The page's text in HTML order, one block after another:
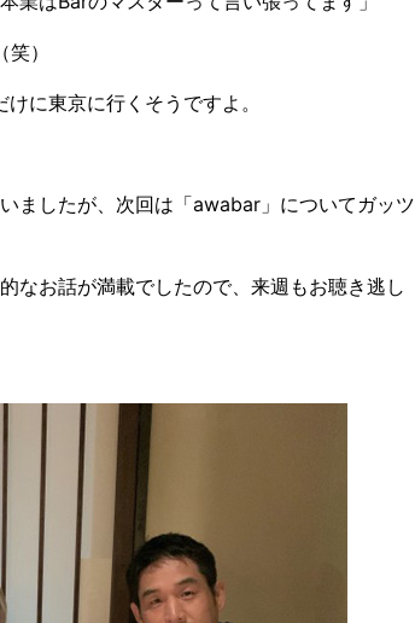
）
に東京に行くそうですよ。
ましたが、次回は「awabar」についてガッツ
なお話が満載でしたので、来週もお聴き逃し